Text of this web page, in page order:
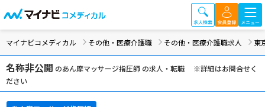
マイナビコメディカル その他・医療介護職 その他・医療介護職求人 東
名称非公開 のあん摩マッサージ指圧師 の求人・転職 ※詳細はお問合せく
ださい